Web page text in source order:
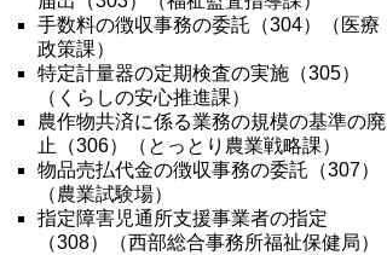
手数料の徴収事務の委託（304）（医療
政策課）
特定計量器の定期検査の実施（305）
（くらしの安心推進課）
農作物共済に係る業務の規模の基準の廃
止（306）（とっとり農業戦略課）
物品売払代金の徴収事務の委託（307）
（農業試験場）
指定障害児通所支援事業者の指定
（308）（西部総合事務所福祉保健局）